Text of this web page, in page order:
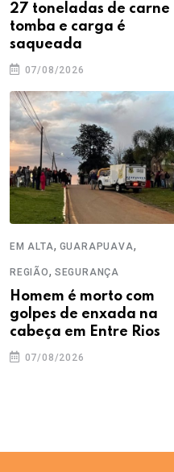
27 toneladas de carne
tomba e carga é
saqueada
07/08/2026
EM ALTA, GUARAPUAVA,
REGIÃO, SEGURANÇA
Homem é morto com
golpes de enxada na
cabeça em Entre Rios
07/08/2026